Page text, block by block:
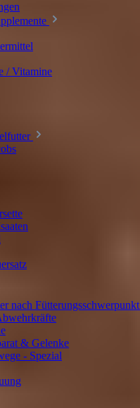
/ Vitamine
nach Fütterungsschwerpunkt
& Gelenke
- Spezial